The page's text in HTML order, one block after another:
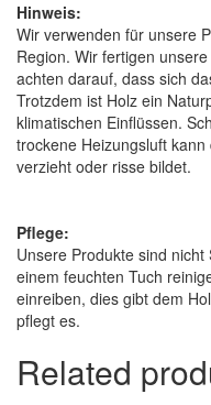
Hinweis:
Wir verwenden für unsere
Region. Wir fertigen
achten darauf, dass sich
Trotzdem ist Holz ein
klimatischen Einflüssen.
trockene Heizungsluft
verzieht oder risse bildet.
Pflege:
Unsere Produkte sind
einem feuchten Tuch
einreiben, dies gibt dem
pflegt es.
Related